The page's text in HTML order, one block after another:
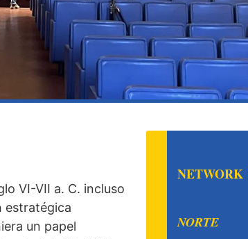
VI-VII a. C. incluso
estratégica
un papel
NETWORK
NORTE